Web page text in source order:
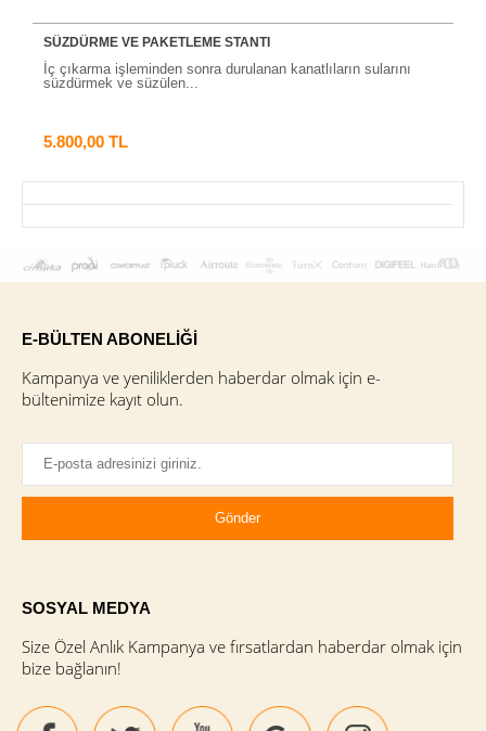
SÜZDÜRME VE PAKETLEME STANTI
İç çıkarma işleminden sonra durulanan kanatlıların sularını
süzdürmek ve süzülen...
5.800,00 TL
E-BÜLTEN ABONELİĞİ
Kampanya ve yeniliklerden haberdar olmak için e-
bültenimize kayıt olun.
SOSYAL MEDYA
Size Özel Anlık Kampanya ve fırsatlardan haberdar olmak için
bize bağlanın!